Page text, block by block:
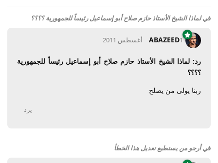
فيلماذا الشيخ الأستاذ حازم صلاح أبو إسماعيل رئيساً للجمهورية ؟؟؟؟
ABAZEED1 أغسطس 2011
رد: لماذا الشيخ الأستاذ حازم صلاح أبو إسماعيل رئيساً للجمهورية
؟؟؟؟
ربنا يولى من يصلح
يرد
فيأرجو من يستطيع تعديل هذا الخطأ